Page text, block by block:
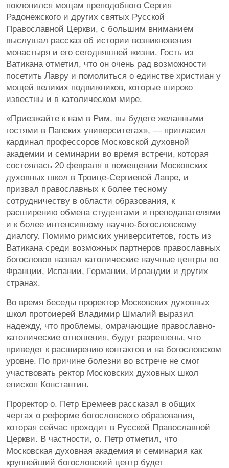
поклонился мощам преподобного Сергия
Радонежского и других святых Русской
Православной Церкви, с большим вниманием
выслушал рассказ об истории возникновения
монастыря и его сегодняшней жизни. Гость из
Ватикана отметил, что он очень рад возможности
посетить Лавру и помолиться о единстве христиан у
мощей великих подвижников, которые широко
известны и в католическом мире.
«Приезжайте к нам в Рим, вы будете желанными
гостями в Папских университетах», — пригласил
кардинал профессоров Московской духовной
академии и семинарии во время встречи, которая
состоялась 20 февраля в помещении Московских
духовных школ в Троице-Сергиевой Лавре, и
призвал православных к более тесному
сотрудничеству в области образования, к
расширению обмена студентами и преподавателями
и к более интенсивному научно-богословскому
диалогу. Помимо римских университетов, гость из
Ватикана среди возможных партнеров православных
богословов назвал католические научные центры во
Франции, Испании, Германии, Ирландии и других
странах.
Во время беседы проректор Московских духовных
школ протоиерей Владимир Шмалий выразил
надежду, что проблемы, омрачающие православно-
католические отношения, будут разрешены, что
приведет к расширению контактов и на богословском
уровне. По причине болезни во встрече не смог
участвовать ректор Московских духовных школ
епископ Константин.
Проректор о. Петр Еремеев рассказал в общих
чертах о реформе богословского образования,
которая сейчас проходит в Русской Православной
Церкви. В частности, о. Петр отметил, что
Московская духовная академия и семинария как
крупнейший богословский центр будет